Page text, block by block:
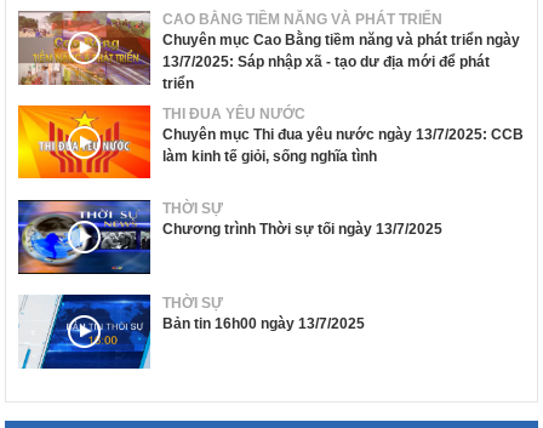
CAO BẰNG TIỀM NĂNG VÀ PHÁT TRIỂN
Chuyên mục Cao Bằng tiềm năng và phát triển ngày
13/7/2025: Sáp nhập xã - tạo dư địa mới để phát
triển
THI ĐUA YÊU NƯỚC
Chuyên mục Thi đua yêu nước ngày 13/7/2025: CCB
làm kinh tế giỏi, sống nghĩa tình
THỜI SỰ
Chương trình Thời sự tối ngày 13/7/2025
THỜI SỰ
Bản tin 16h00 ngày 13/7/2025